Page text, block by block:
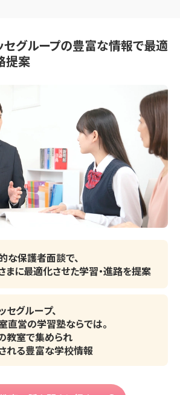
セグループの豊富な情報で最適
提案
な保護者面談で、
まに最適化させた学習・進路を提案
セグループ、
直営の学習塾ならでは。
教室で集められ
れる豊富な学校情報